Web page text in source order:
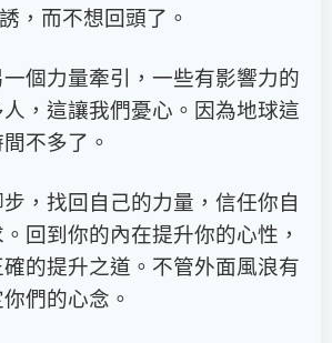
，而不想回頭了。
個力量牽引，一些有影響力的
，這讓我們憂心。因為地球這
不多了。
，找回自己的力量，信任你自
回到你的內在提升你的心性，
的提升之道。不管外面風浪有
們的心念。